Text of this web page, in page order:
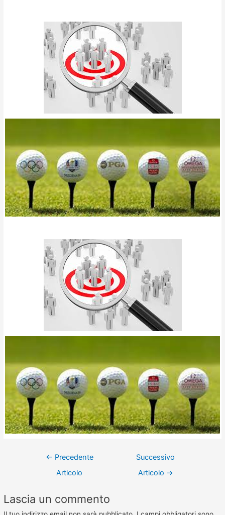
← Precedente
Articolo
Successivo
Articolo →
Lascia un commento